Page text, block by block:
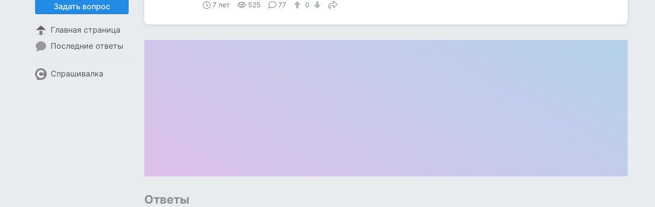
Задать вопрос
Главная страница
Последние ответы
Спрашивалка
7 лет 525 77 0
Ответы